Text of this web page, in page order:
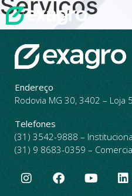
Endereço
Rodovia MG 30, 3402 – Loja
Telefones
(31) 3542-9888 –
(31) 9 8683-0359 –